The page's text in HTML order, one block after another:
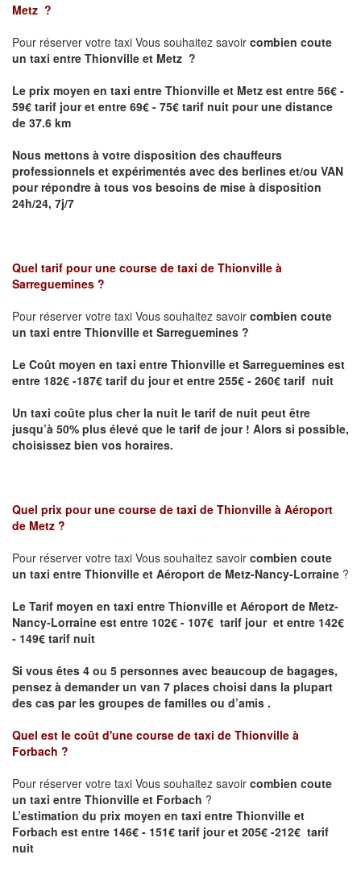
Metz ?
Pour réserver votre taxi Vous souhaitez savoir combien coute
un taxi entre Thionville et Metz ?
Le prix moyen en taxi entre Thionville et Metz est entre 56€ -
59€ tarif jour et entre 69€ - 75€ tarif nuit pour une distance
de 37.6 km
Nous mettons à votre disposition des chauffeurs
professionnels et expérimentés avec des berlines et/ou VAN
pour répondre à tous vos besoins de mise à disposition
24h/24, 7j/7
Quel tarif pour une course de taxi de Thionville à
Sarreguemines ?
Pour réserver votre taxi Vous souhaitez savoir combien coute
un taxi entre Thionville et Sarreguemines ?
Le Coût moyen en taxi entre Thionville et Sarreguemines est
entre 182€ -187€ tarif du jour et entre 255€ - 260€ tarif nuit
Un taxi coûte plus cher la nuit le tarif de nuit peut être
jusqu’à 50% plus élevé que le tarif de jour ! Alors si possible,
choisissez bien vos horaires.
Quel prix pour une course de taxi de Thionville à Aéroport
de Metz ?
Pour réserver votre taxi Vous souhaitez savoir combien coute
un taxi entre Thionville et Aéroport de Metz-Nancy-Lorraine ?
Le Tarif moyen en taxi entre Thionville et Aéroport de Metz-
Nancy-Lorraine est entre 102€ - 107€ tarif jour et entre 142€
- 149€ tarif nuit
Si vous êtes 4 ou 5 personnes avec beaucoup de bagages,
pensez à demander un van 7 places choisi dans la plupart
des cas par les groupes de familles ou d’amis .
Quel est le coût d'une course de taxi de Thionville à
Forbach ?
Pour réserver votre taxi Vous souhaitez savoir combien coute
un taxi entre Thionville et Forbach ?
L’estimation du prix moyen en taxi entre Thionville et
Forbach est entre 146€ - 151€ tarif jour et 205€ -212€ tarif
nuit